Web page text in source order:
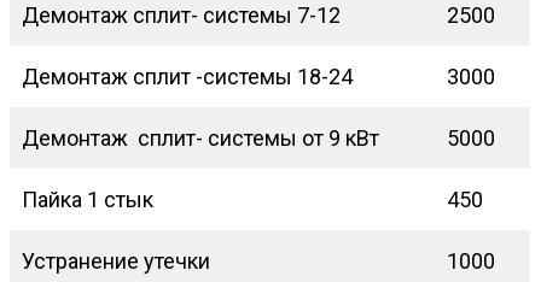
Демонтаж сплит- системы 7-12 2500
Демонтаж сплит -системы 18-24 3000
Демонтаж сплит- системы от 9 кВт 5000
Пайка 1 стык 450
Устранение утечки 1000